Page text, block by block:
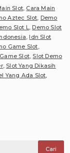
Slot, Cara Main
Aztec Slot, Demo
Slot L,Demo Slot
,Idn Slot
Game Slot,
Slot, Slot Demo
, Slot Yang Dikasih
Yang Ada Slot,